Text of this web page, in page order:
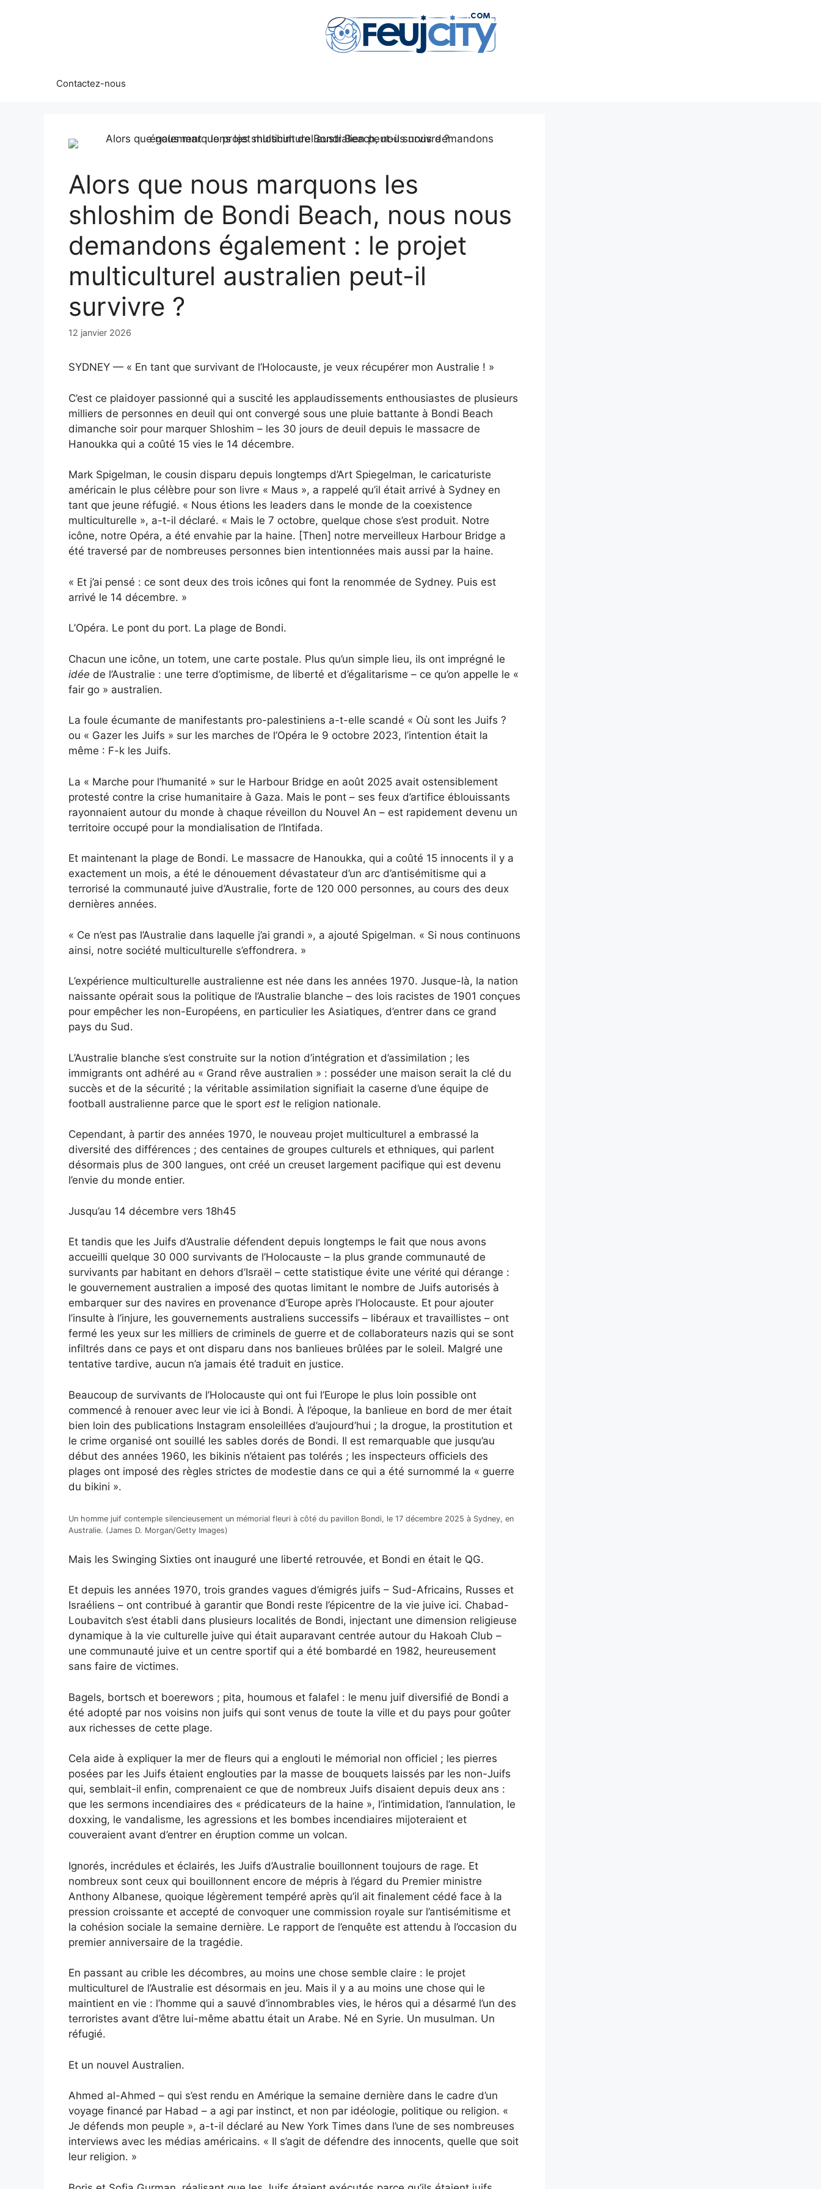
Contactez-nous
Alors que nous marquons les
shloshim de Bondi Beach, nous nous
demandons également : le projet
multiculturel australien peut-il
survivre ?
12 janvier 2026
SYDNEY — « En tant que survivant de l’Holocauste, je veux récupérer mon Australie ! »
C’est ce plaidoyer passionné qui a suscité les applaudissements enthousiastes de plusieurs
milliers de personnes en deuil qui ont convergé sous une pluie battante à Bondi Beach
dimanche soir pour marquer Shloshim – les 30 jours de deuil depuis le massacre de
Hanoukka qui a coûté 15 vies le 14 décembre.
Mark Spigelman, le cousin disparu depuis longtemps d’Art Spiegelman, le caricaturiste
américain le plus célèbre pour son livre « Maus », a rappelé qu’il était arrivé à Sydney en
tant que jeune réfugié. « Nous étions les leaders dans le monde de la coexistence
multiculturelle », a-t-il déclaré. « Mais le 7 octobre, quelque chose s’est produit. Notre
icône, notre Opéra, a été envahie par la haine. [Then] notre merveilleux Harbour Bridge a
été traversé par de nombreuses personnes bien intentionnées mais aussi par la haine.
« Et j’ai pensé : ce sont deux des trois icônes qui font la renommée de Sydney. Puis est
arrivé le 14 décembre. »
L’Opéra. Le pont du port. La plage de Bondi.
Chacun une icône, un totem, une carte postale. Plus qu’un simple lieu, ils ont imprégné le
idée de l’Australie : une terre d’optimisme, de liberté et d’égalitarisme – ce qu’on appelle le «
fair go » australien.
La foule écumante de manifestants pro-palestiniens a-t-elle scandé « Où sont les Juifs ?
ou « Gazer les Juifs » sur les marches de l’Opéra le 9 octobre 2023, l’intention était la
même : F-k les Juifs.
La « Marche pour l’humanité » sur le Harbour Bridge en août 2025 avait ostensiblement
protesté contre la crise humanitaire à Gaza. Mais le pont – ses feux d’artifice éblouissants
rayonnaient autour du monde à chaque réveillon du Nouvel An – est rapidement devenu un
territoire occupé pour la mondialisation de l’Intifada.
Et maintenant la plage de Bondi. Le massacre de Hanoukka, qui a coûté 15 innocents il y a
exactement un mois, a été le dénouement dévastateur d’un arc d’antisémitisme qui a
terrorisé la communauté juive d’Australie, forte de 120 000 personnes, au cours des deux
dernières années.
« Ce n’est pas l’Australie dans laquelle j’ai grandi », a ajouté Spigelman. « Si nous continuons
ainsi, notre société multiculturelle s’effondrera. »
L’expérience multiculturelle australienne est née dans les années 1970. Jusque-là, la nation
naissante opérait sous la politique de l’Australie blanche – des lois racistes de 1901 conçues
pour empêcher les non-Européens, en particulier les Asiatiques, d’entrer dans ce grand
pays du Sud.
L’Australie blanche s’est construite sur la notion d’intégration et d’assimilation ; les
immigrants ont adhéré au « Grand rêve australien » : posséder une maison serait la clé du
succès et de la sécurité ; la véritable assimilation signifiait la caserne d’une équipe de
football australienne parce que le sport est le religion nationale.
Cependant, à partir des années 1970, le nouveau projet multiculturel a embrassé la
diversité des différences ; des centaines de groupes culturels et ethniques, qui parlent
désormais plus de 300 langues, ont créé un creuset largement pacifique qui est devenu
l’envie du monde entier.
Jusqu’au 14 décembre vers 18h45
Et tandis que les Juifs d’Australie défendent depuis longtemps le fait que nous avons
accueilli quelque 30 000 survivants de l’Holocauste – la plus grande communauté de
survivants par habitant en dehors d’Israël – cette statistique évite une vérité qui dérange :
le gouvernement australien a imposé des quotas limitant le nombre de Juifs autorisés à
embarquer sur des navires en provenance d’Europe après l’Holocauste. Et pour ajouter
l’insulte à l’injure, les gouvernements australiens successifs – libéraux et travaillistes – ont
fermé les yeux sur les milliers de criminels de guerre et de collaborateurs nazis qui se sont
infiltrés dans ce pays et ont disparu dans nos banlieues brûlées par le soleil. Malgré une
tentative tardive, aucun n’a jamais été traduit en justice.
Beaucoup de survivants de l’Holocauste qui ont fui l’Europe le plus loin possible ont
commencé à renouer avec leur vie ici à Bondi. À l’époque, la banlieue en bord de mer était
bien loin des publications Instagram ensoleillées d’aujourd’hui ; la drogue, la prostitution et
le crime organisé ont souillé les sables dorés de Bondi. Il est remarquable que jusqu’au
début des années 1960, les bikinis n’étaient pas tolérés ; les inspecteurs officiels des
plages ont imposé des règles strictes de modestie dans ce qui a été surnommé la « guerre
du bikini ».
Un homme juif contemple silencieusement un mémorial fleuri à côté du pavillon Bondi, le 17 décembre 2025 à Sydney, en
Australie. (James D. Morgan/Getty Images)
Mais les Swinging Sixties ont inauguré une liberté retrouvée, et Bondi en était le QG.
Et depuis les années 1970, trois grandes vagues d’émigrés juifs – Sud-Africains, Russes et
Israéliens – ont contribué à garantir que Bondi reste l’épicentre de la vie juive ici. Chabad-
Loubavitch s’est établi dans plusieurs localités de Bondi, injectant une dimension religieuse
dynamique à la vie culturelle juive qui était auparavant centrée autour du Hakoah Club –
une communauté juive et un centre sportif qui a été bombardé en 1982, heureusement
sans faire de victimes.
Bagels, bortsch et boerewors ; pita, houmous et falafel : le menu juif diversifié de Bondi a
été adopté par nos voisins non juifs qui sont venus de toute la ville et du pays pour goûter
aux richesses de cette plage.
Cela aide à expliquer la mer de fleurs qui a englouti le mémorial non officiel ; les pierres
posées par les Juifs étaient englouties par la masse de bouquets laissés par les non-Juifs
qui, semblait-il enfin, comprenaient ce que de nombreux Juifs disaient depuis deux ans :
que les sermons incendiaires des « prédicateurs de la haine », l’intimidation, l’annulation, le
doxxing, le vandalisme, les agressions et les bombes incendiaires mijoteraient et
couveraient avant d’entrer en éruption comme un volcan.
Ignorés, incrédules et éclairés, les Juifs d’Australie bouillonnent toujours de rage. Et
nombreux sont ceux qui bouillonnent encore de mépris à l’égard du Premier ministre
Anthony Albanese, quoique légèrement tempéré après qu’il ait finalement cédé face à la
pression croissante et accepté de convoquer une commission royale sur l’antisémitisme et
la cohésion sociale la semaine dernière. Le rapport de l’enquête est attendu à l’occasion du
premier anniversaire de la tragédie.
En passant au crible les décombres, au moins une chose semble claire : le projet
multiculturel de l’Australie est désormais en jeu. Mais il y a au moins une chose qui le
maintient en vie : l’homme qui a sauvé d’innombrables vies, le héros qui a désarmé l’un des
terroristes avant d’être lui-même abattu était un Arabe. Né en Syrie. Un musulman. Un
réfugié.
Et un nouvel Australien.
Ahmed al-Ahmed – qui s’est rendu en Amérique la semaine dernière dans le cadre d’un
voyage financé par Habad – a agi par instinct, et non par idéologie, politique ou religion. «
Je défends mon peuple », a-t-il déclaré au New York Times dans l’une de ses nombreuses
interviews avec les médias américains. « Il s’agit de défendre des innocents, quelle que soit
leur religion. »